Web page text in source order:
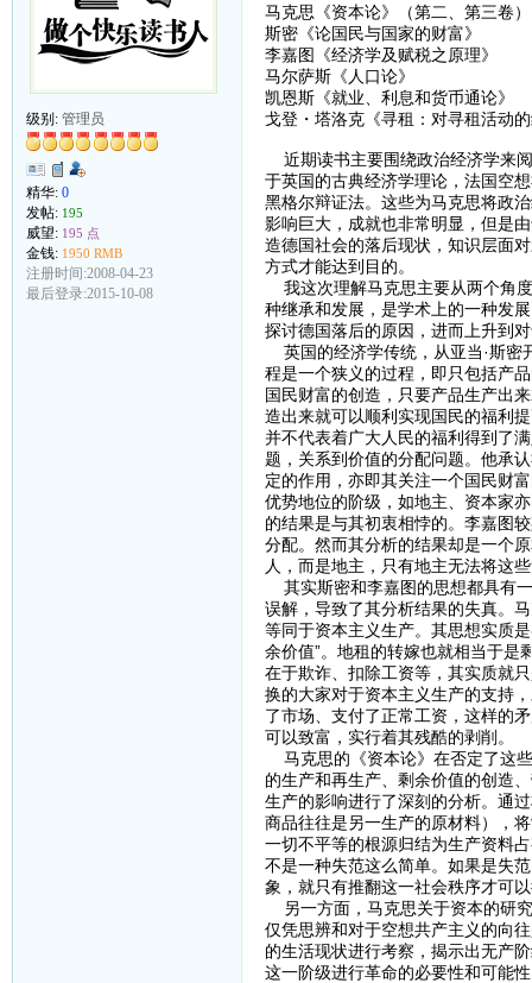
级别: 管理员
精华: 0
发帖: 195
威望: 195 点
金钱: 1950 RMB
注册时间:2008-04-23
最后登录:2015-10-08
马克思《资本论》（第二、第三卷）
斯密《论国民与国家的财富》
李嘉图《经济学及赋税之原理》
马尔萨斯《人口论》
凯恩斯《就业、利息和货币通论》
戈登・塔洛克《寻租：对寻租活动
近期读书主要围绕政治经济学来
于英国的古典经济学理论，法国空
黑格尔辩证法。这些为马克思将政
影响巨大，成就也非常明显，但是
造德国社会的落后现状，知识层面
方式才能达到目的。
我这次理解马克思主要从两个角
种继承和发展，是学术上的一种发
探讨德国落后的原因，进而上升到
英国的经济学传统，从亚当·斯密
程是一个狭义的过程，即只包括产
国民财富的创造，只要产品生产出
造出来就可以顺利实现国民的福利
并不代表着广大人民的福利得到了
题，关系到价值的分配问题。他承
定的作用，亦即其关注一个国民财
优势地位的阶级，如地主、资本家
的结果是与其初衷相悖的。李嘉图
分配。然而其分析的结果却是一个
人，而是地主，只有地主无法将这
其实斯密和李嘉图的思想都具有
误解，导致了其分析结果的失真。
等同于资本主义生产。其思想实质
余价值”。地租的转嫁也就相当于是
在于欺诈、扣除工资等，其实质就
换的大家对于资本主义生产的支持
了市场、支付了正常工资，这样的
可以致富，实行着其残酷的剥削。
马克思的《资本论》在否定了这
的生产和再生产、剩余价值的创造
生产的影响进行了深刻的分析。通
商品往往是另一生产的原材料），
一切不平等的根源归结为生产资料
不是一种失范这么简单。如果是失
象，就只有推翻这一社会秩序才可
另一方面，马克思关于资本的研
仅凭思辨和对于空想共产主义的向
的生活现状进行考察，揭示出无产
这一阶级进行革命的必要性和可能